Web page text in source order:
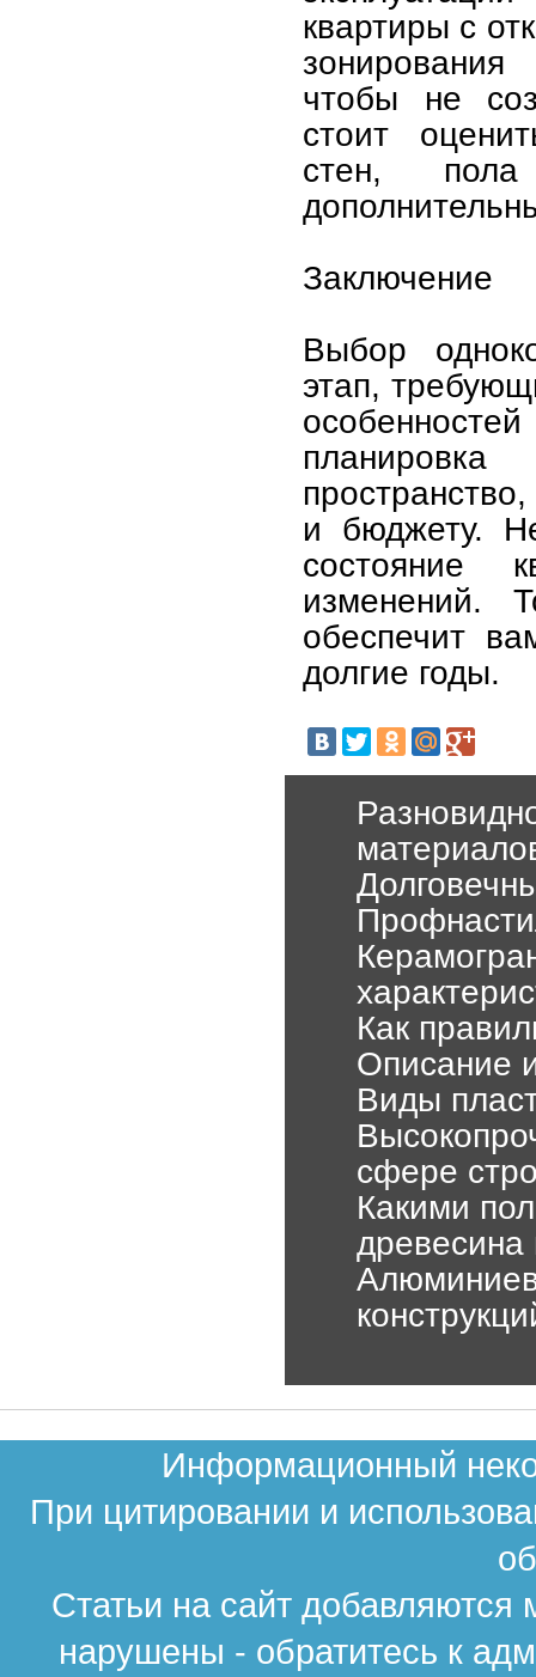
квартиры с
чтобы не
стоит
стен,
Заключение
Выбор
этап,
и бюджету.
состояние
изменений.
обеспечит
долгие годы.
Как
Описание
Виды
сфере
Какими
древесина
Информационный
При цитировании и
Статьи на сайт
нарушены - обратитесь к